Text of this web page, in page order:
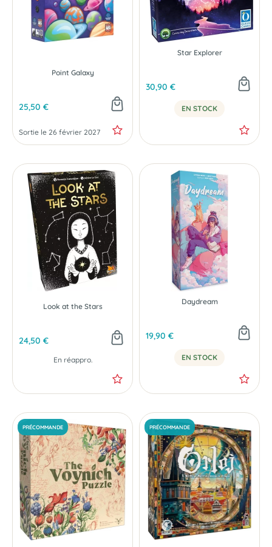
PRÉCOMMANDE
Point Galaxy
25,50 €
Sortie le 26 février 2027
Star Explorer
30,90 €
EN STOCK
Look at the Stars
24,50 €
En réappro.
Daydream
19,90 €
EN STOCK